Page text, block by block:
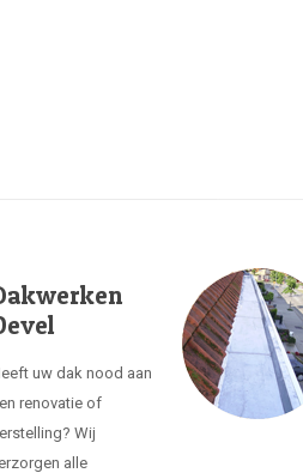
uw dak nood aan
renovatie of
Wij
alle